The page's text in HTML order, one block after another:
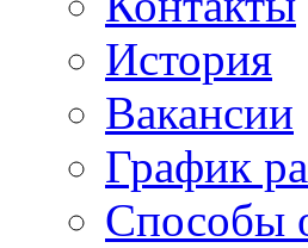
История
Вакансии
График
Способы